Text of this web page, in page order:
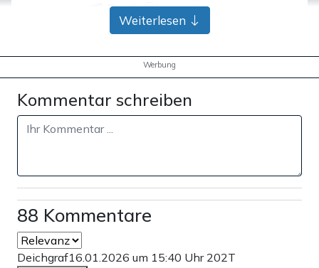
Bank-Überweisung
Weiterlesen
Werbung
Kommentar schreiben
88 Kommentare
Deichgraf16.01.2026 um 15:40 Uhr 202T